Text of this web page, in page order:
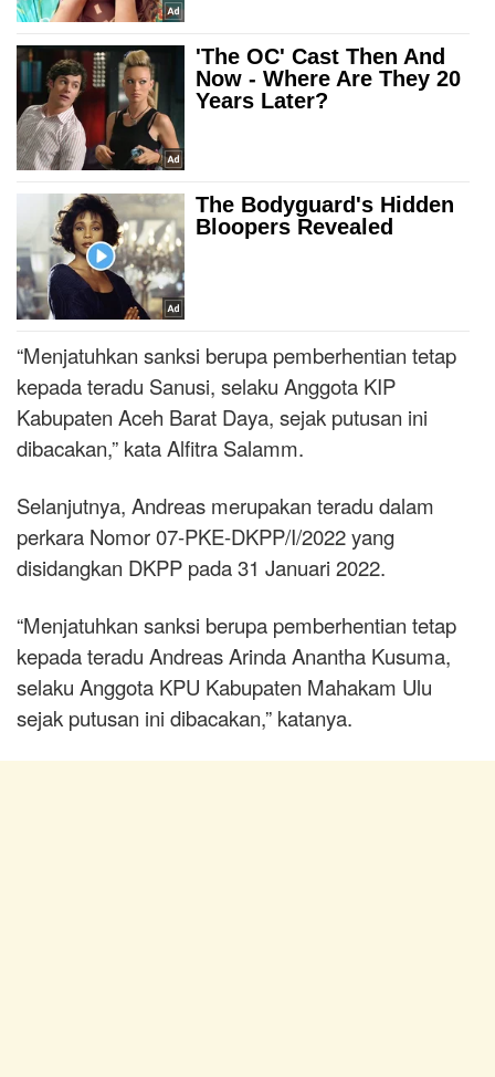
“Menjatuhkan sanksi berupa pemberhentian tetap
kepada teradu Sanusi, selaku Anggota KIP
Kabupaten Aceh Barat Daya, sejak putusan ini
dibacakan,” kata Alfitra Salamm.
Selanjutnya, Andreas merupakan teradu dalam
perkara Nomor 07-PKE-DKPP/I/2022 yang
disidangkan DKPP pada 31 Januari 2022.
“Menjatuhkan sanksi berupa pemberhentian tetap
kepada teradu Andreas Arinda Anantha Kusuma,
selaku Anggota KPU Kabupaten Mahakam Ulu
sejak putusan ini dibacakan,” katanya.